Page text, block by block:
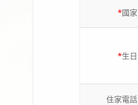
*國家
*生日
住家電話